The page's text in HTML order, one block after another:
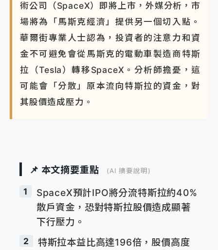
術公司（SpaceX）即將上市，外媒分析，市
場將為「馬斯克經濟」提供另一個切入點。
華爾街專業人士認為，投資者的注意力和資
金不可避免會從馬斯克的電動車製造商特斯
拉（Tesla）轉移SpaceX。分析師擔憂，這
可能會「分散」原本流向特斯拉的資金，對
其股價造成壓力。
📌 本文摘要重點 (AI 摘要說明)
1
SpaceX預計IPO將分流特斯拉約40%
散戶資金，恐對特斯拉股價造成顯著
下行壓力。
2
特斯拉本益比高達196倍，股價高度